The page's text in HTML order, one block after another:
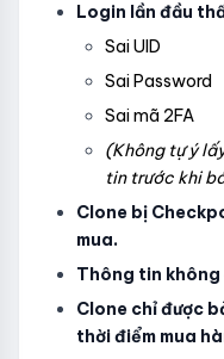
Login lần đầu
Sai UID
Sai Password
Sai mã 2FA
(Không tự ý
tin trước khi
Clone bị
mua.
Thông tin
Clone chỉ được
thời điểm mua